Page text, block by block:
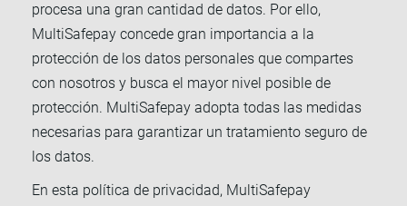
procesa una gran cantidad de datos. Por ello,
MultiSafepay concede gran importancia a la
protección de los datos personales que compartes
con nosotros y busca el mayor nivel posible de
protección. MultiSafepay adopta todas las medidas
necesarias para garantizar un tratamiento seguro de
los datos.
En esta política de privacidad, MultiSafepay